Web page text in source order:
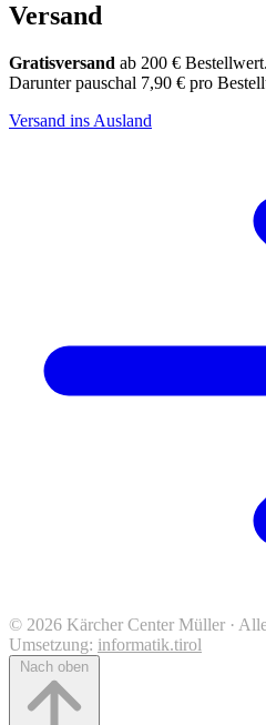
Versand
Gratisversand ab 200 € Bestellwert.
Darunter pauschal 7,90 € pro
Versand ins Ausland
© 2026 Kärcher Center Müller ·
Umsetzung: informatik.tirol
Nach oben